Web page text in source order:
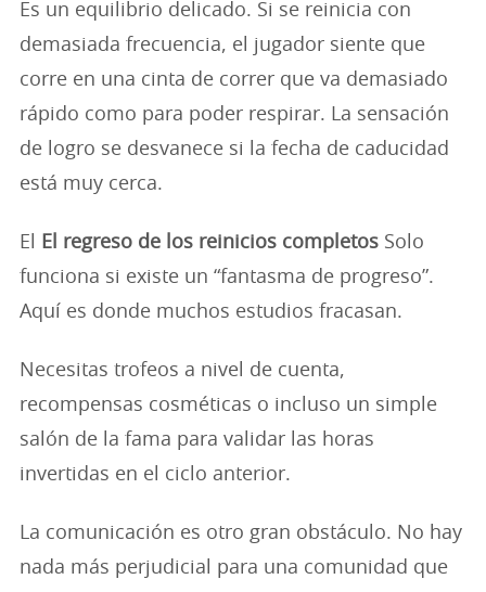
Es un equilibrio delicado. Si se reinicia con
demasiada frecuencia, el jugador siente que
corre en una cinta de correr que va demasiado
rápido como para poder respirar. La sensación
de logro se desvanece si la fecha de caducidad
está muy cerca.
El El regreso de los reinicios completos Solo
funciona si existe un “fantasma de progreso”.
Aquí es donde muchos estudios fracasan.
Necesitas trofeos a nivel de cuenta,
recompensas cosméticas o incluso un simple
salón de la fama para validar las horas
invertidas en el ciclo anterior.
La comunicación es otro gran obstáculo. No hay
nada más perjudicial para una comunidad que